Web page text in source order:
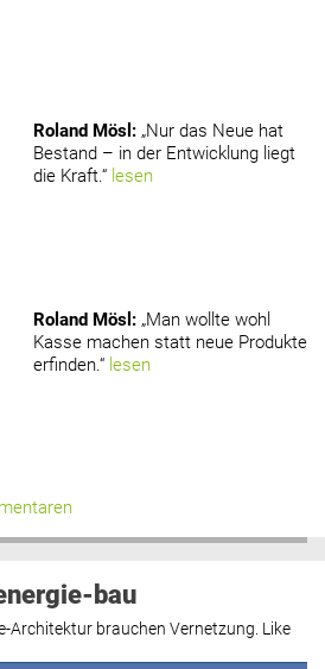
Roland Mösl : „Nur das Neue hat
Bestand – in der Entwicklung liegt
die Kraft.“ lesen
Roland Mösl : „Man wollte wohl
Kasse machen statt neue Produkte
erfinden.“ lesen
bau
Architektur brauchen Vernetzung. Like